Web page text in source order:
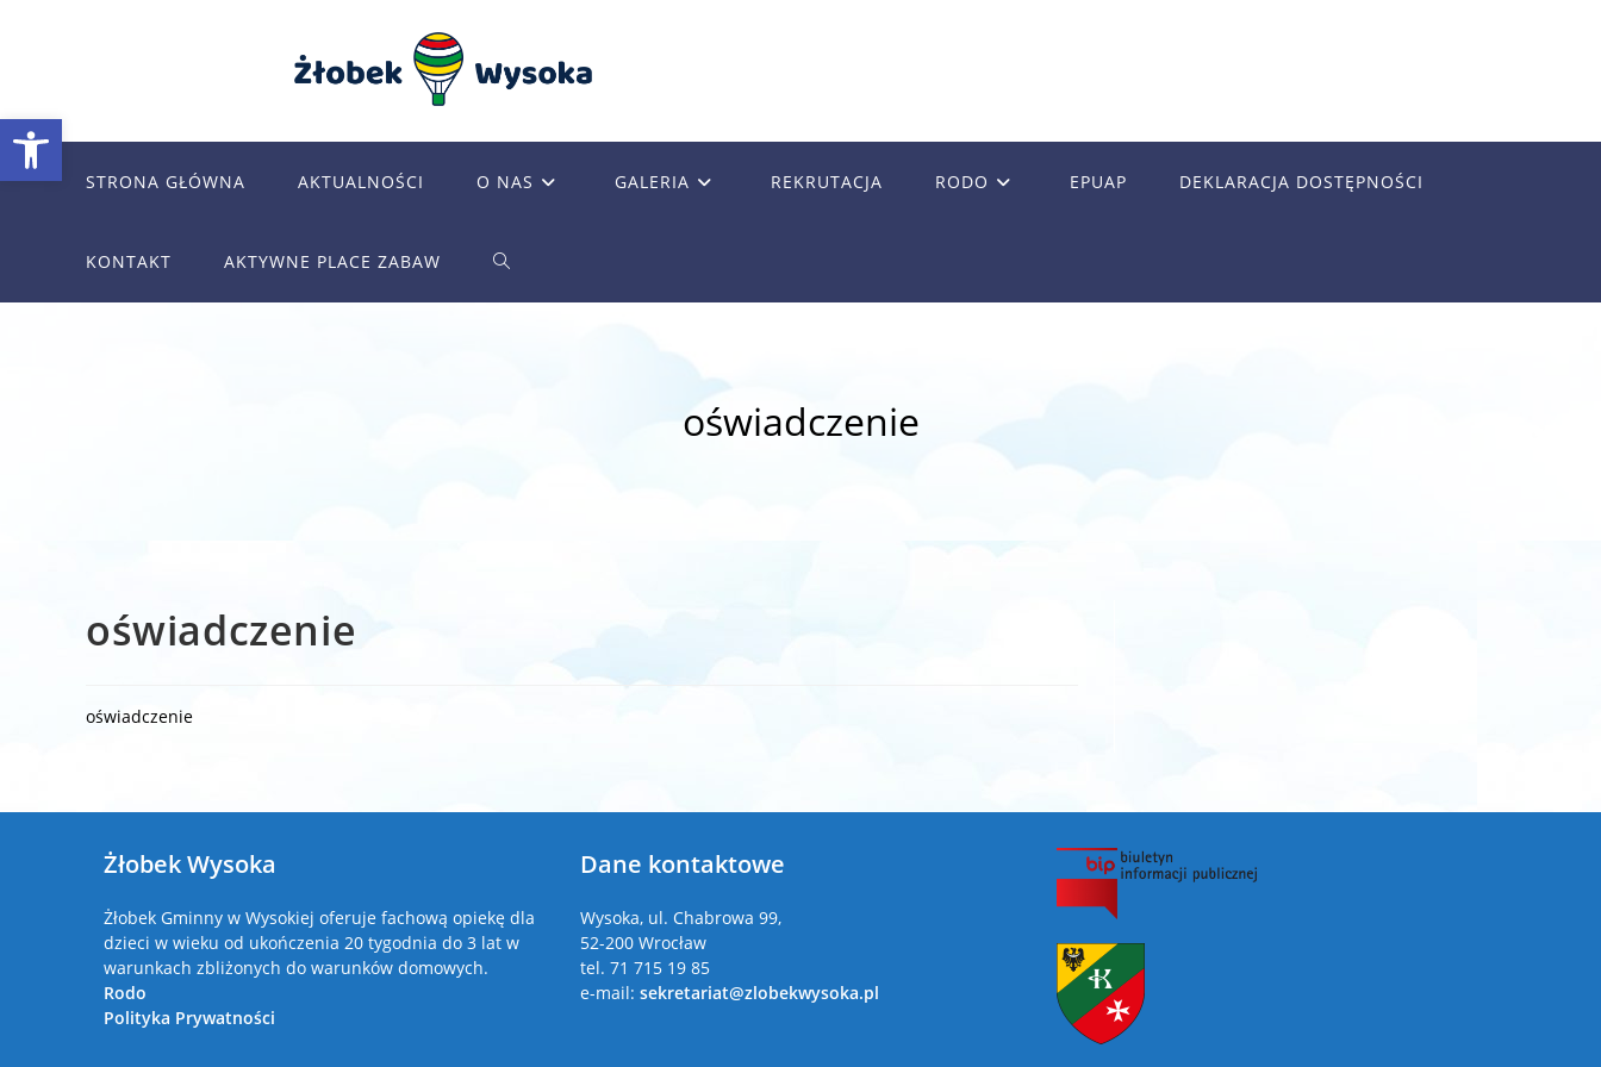
Otwórz pasek narzędzi
STRONA GŁÓWNA AKTUALNOŚCI O NAS GALERIA REKRUTACJA RODO EPUAP DEKLARACJA DOSTĘPNOŚCI
KONTAKT AKTYWNE PLACE ZABAW TOGGLE
oświadczenie
oświadczenie
oświadczenie
Żłobek Wysoka
Żłobek Gminny w Wysokiej oferuje fachową opiekę dla
dzieci w wieku od ukończenia 20 tygodnia do 3 lat w
warunkach zbliżonych do warunków domowych.
Rodo
Polityka Prywatności
Dane kontaktowe
Wysoka, ul. Chabrowa 99,
52-200 Wrocław
tel. 71 715 19 85
e-mail: sekretariat@zlobekwysoka.pl